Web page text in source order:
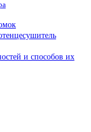
и способов их